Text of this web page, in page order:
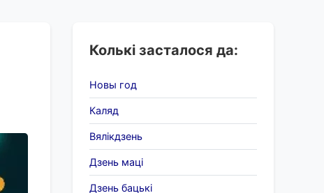
Колькі засталося да:
Новы год
Каляд
Вялікдзень
Дзень маці
Дзень бацькі